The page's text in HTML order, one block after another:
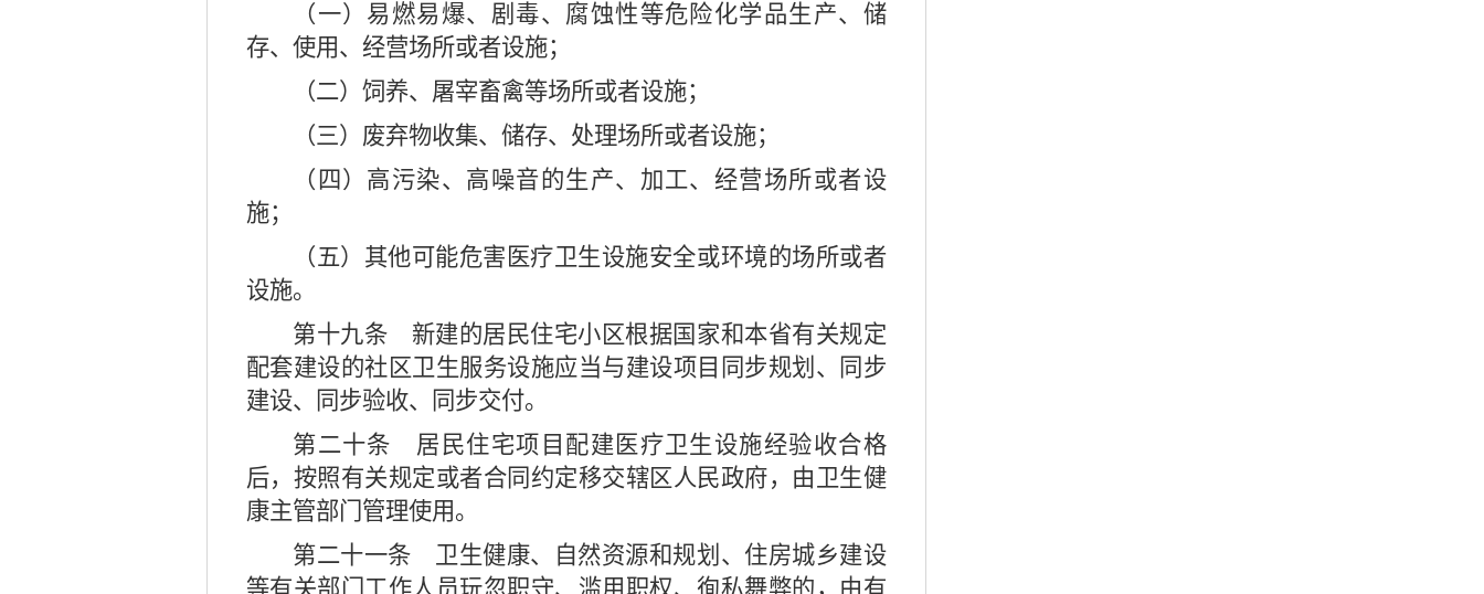
（一）易燃易爆、剧毒、腐蚀性等危险化学品生产、储
存、使用、经营场所或者设施；
（二）饲养、屠宰畜禽等场所或者设施；
（三）废弃物收集、储存、处理场所或者设施；
（四）高污染、高噪音的生产、加工、经营场所或者设
施；
（五）其他可能危害医疗卫生设施安全或环境的场所或者
设施。
第十九条 新建的居民住宅小区根据国家和本省有关规定
配套建设的社区卫生服务设施应当与建设项目同步规划、同步
建设、同步验收、同步交付。
第二十条 居民住宅项目配建医疗卫生设施经验收合格
后，按照有关规定或者合同约定移交辖区人民政府，由卫生健
康主管部门管理使用。
第二十一条 卫生健康、自然资源和规划、住房城乡建设
等有关部门工作人员玩忽职守、滥用职权、徇私舞弊的，由有